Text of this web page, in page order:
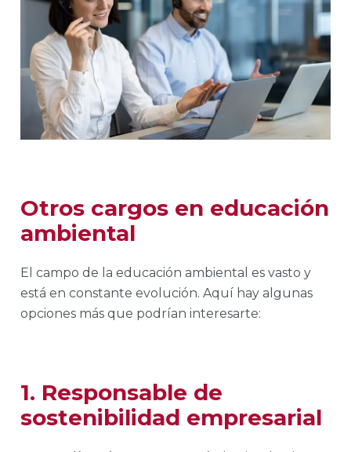
Otros cargos en educación
ambiental
El campo de la educación ambiental es vasto y
está en constante evolución. Aquí hay algunas
opciones más que podrían interesarte:
1. Responsable de
sostenibilidad empresarial